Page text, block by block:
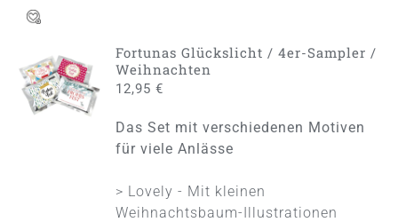
IN DEN
WARENKORB
/
DETAILS
Fortunas Glückslicht / 4er-Sampler /
Weihnachten
12,95€
Das Set mit verschiedenen Motiven
für viele Anlässe
> Lovely - Mit kleinen
Weihnachtsbaum-Illustrationen